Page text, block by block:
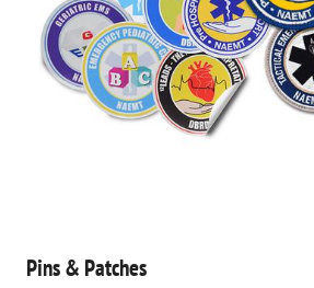
Pins & Patches